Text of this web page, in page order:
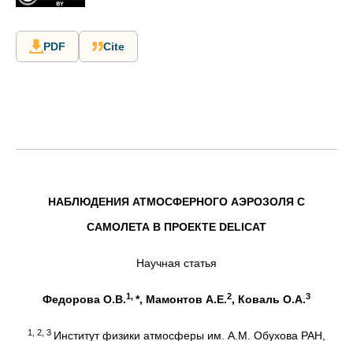
PDF Cite
НАБЛЮДЕНИЯ АТМОСФЕРНОГО АЭРОЗОЛЯ С
САМОЛЕТА В ПРОЕКТЕ DELICAT
Научная статья
Федорова О.В.1, *, Мамонтов А.Е.2, Коваль О.А.3
1, 2, 3 Институт физики атмосферы им. А.М. Обухова РАН,